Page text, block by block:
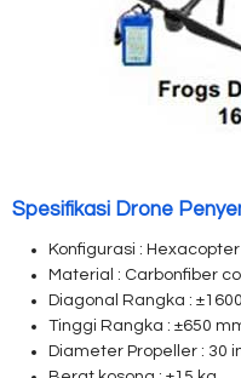
Spesifikasi Drone
Konfigurasi : Hexacopter
Material : Carbonfiber
Diagonal Rangka :
Tinggi Rangka : ±650
Diameter Propeller : 30